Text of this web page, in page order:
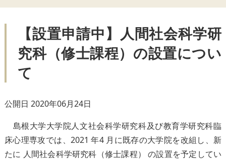
【設置申請中】人間社会科学研
究科（修士課程）の設置につい
て
公開日 2020年06月24日
島根大学大学院人文社会科学研究科及び教育学研究科臨
床心理専攻では、2021 年4 月に既存の大学院を改組し、新
たに 人間社会科学研究科（修士課程） の設置を予定してい